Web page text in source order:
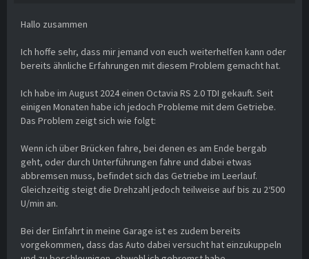
Hallo zusammen
Ich hoffe sehr, dass mir jemand von euch weiterhelfen kann oder
bereits ähnliche Erfahrungen mit diesem Problem gemacht hat.
Ich habe im August 2024 einen Octavia RS 2.0 TDI gekauft. Seit
einigen Monaten habe ich jedoch Probleme mit dem Getriebe.
Das Problem zeigt sich wie folgt:
Wenn ich über Brücken fahre, bei denen es am Ende bergab
geht, oder durch Unterführungen fahre und dabei etwas
abbremsen muss, befindet sich das Getriebe im Leerlauf.
Gleichzeitig steigt die Drehzahl jedoch teilweise auf bis zu 2‘500
U/min an.
Bei der Einfahrt in meine Garage ist es zudem bereits
vorgekommen, dass das Auto dabei versucht hat einzukuppeln